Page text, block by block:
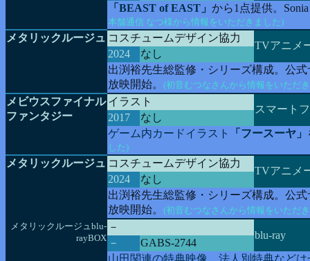
「BEAST of EAST」 から1点提供。
本舗通信 なつ様から情報をいただきました)
メタリックルージュ コスチュームデザイン協力
TVアニメ
2024
なし
出渕裕先生総監修・シリーズ構成。公式
放映開始。 (初音むつなさんから情報をいただ
メビウスファイナル
ファンタジー
イラスト
スマート
2017
なし
ゲーム内カードイラスト
「フースーヤ」
した)
メタリックルージュ コスチュームデザイン協力
TVアニメ
2024
なし
出渕裕先生総監修・シリーズ構成。公式
放映開始。 (初音むつなさんから情報をいただ
メタリックルージュblu-
rayBOX
－
blu-ray
－
GABS-2744
山田関連の特典映像、法人別特典など